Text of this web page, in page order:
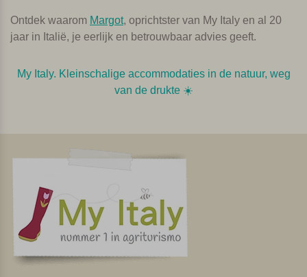
Ontdek waarom Margot, oprichtster van My Italy en al 20
jaar in Italië, je eerlijk en betrouwbaar advies geeft.
My Italy. Kleinschalige accommodaties in de natuur, weg
van de drukte ☀️️